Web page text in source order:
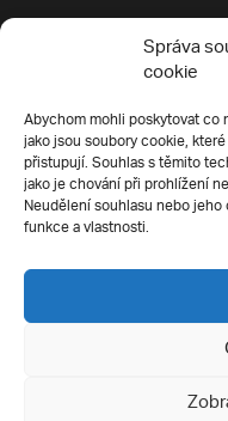
Správa
cookie
Abychom mohli poskytovat
jako jsou soubory cookie,
přistupují. Souhlas s těmito
jako je chování při prohlížení
Neudělení souhlasu nebo
funkce a vlastnosti.
Silverius
Ochrana soukromí
Všechna práva vyhrazena